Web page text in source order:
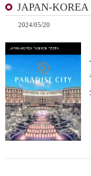
JAPAN-
2024/05/20